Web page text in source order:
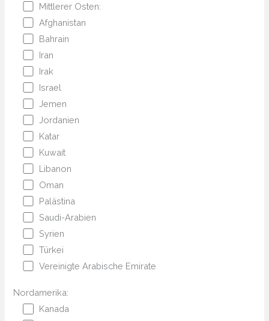
Mittlerer Osten:
Afghanistan
Bahrain
Iran
Irak
Israel
Jemen
Jordanien
Katar
Kuwait
Libanon
Oman
Palästina
Saudi-Arabien
Syrien
Türkei
Vereinigte Arabische Emirate
Nordamerika:
Kanada